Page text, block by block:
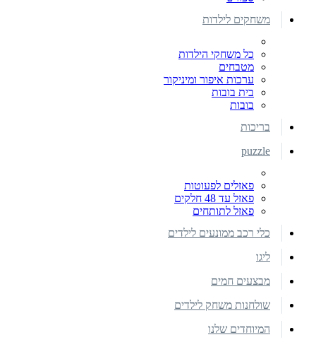
משחקים לילדות
כל משחקי הילדות
מטבחים
ערכות איפור ומיניקור
בית בובות
בובות
בריכות
puzzle
פאזלים לפעוטות
פאזל עד 48 חלקים
פאזל לתותחים
כלי רכב ממונעים לילדים
ליגו
מבצעים חמים
שולחנות משחק לילדים
המיוחדים שלנו